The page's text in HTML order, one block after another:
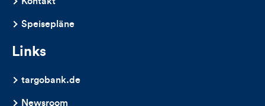
Speisepläne
Links
targobank.de
Newsroom